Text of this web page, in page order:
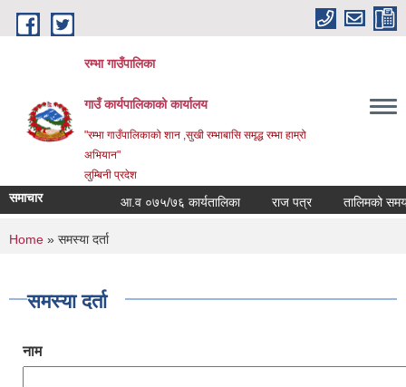
Skip to main content
रम्भा गाउँपालिका
गाउँ कार्यपालिकाको कार्यालय
"रम्भा गाउँपालिकाको शान ,सुखी रम्भाबासि समृद्ध रम्भा हाम्रो
अभियान"
लुम्बिनी प्रदेश
समाचार आ.व ०७५/७६ कार्यतालिका राज पत्र तालिमको समय
You are here
Home » समस्या दर्ता
समस्या दर्ता
नाम